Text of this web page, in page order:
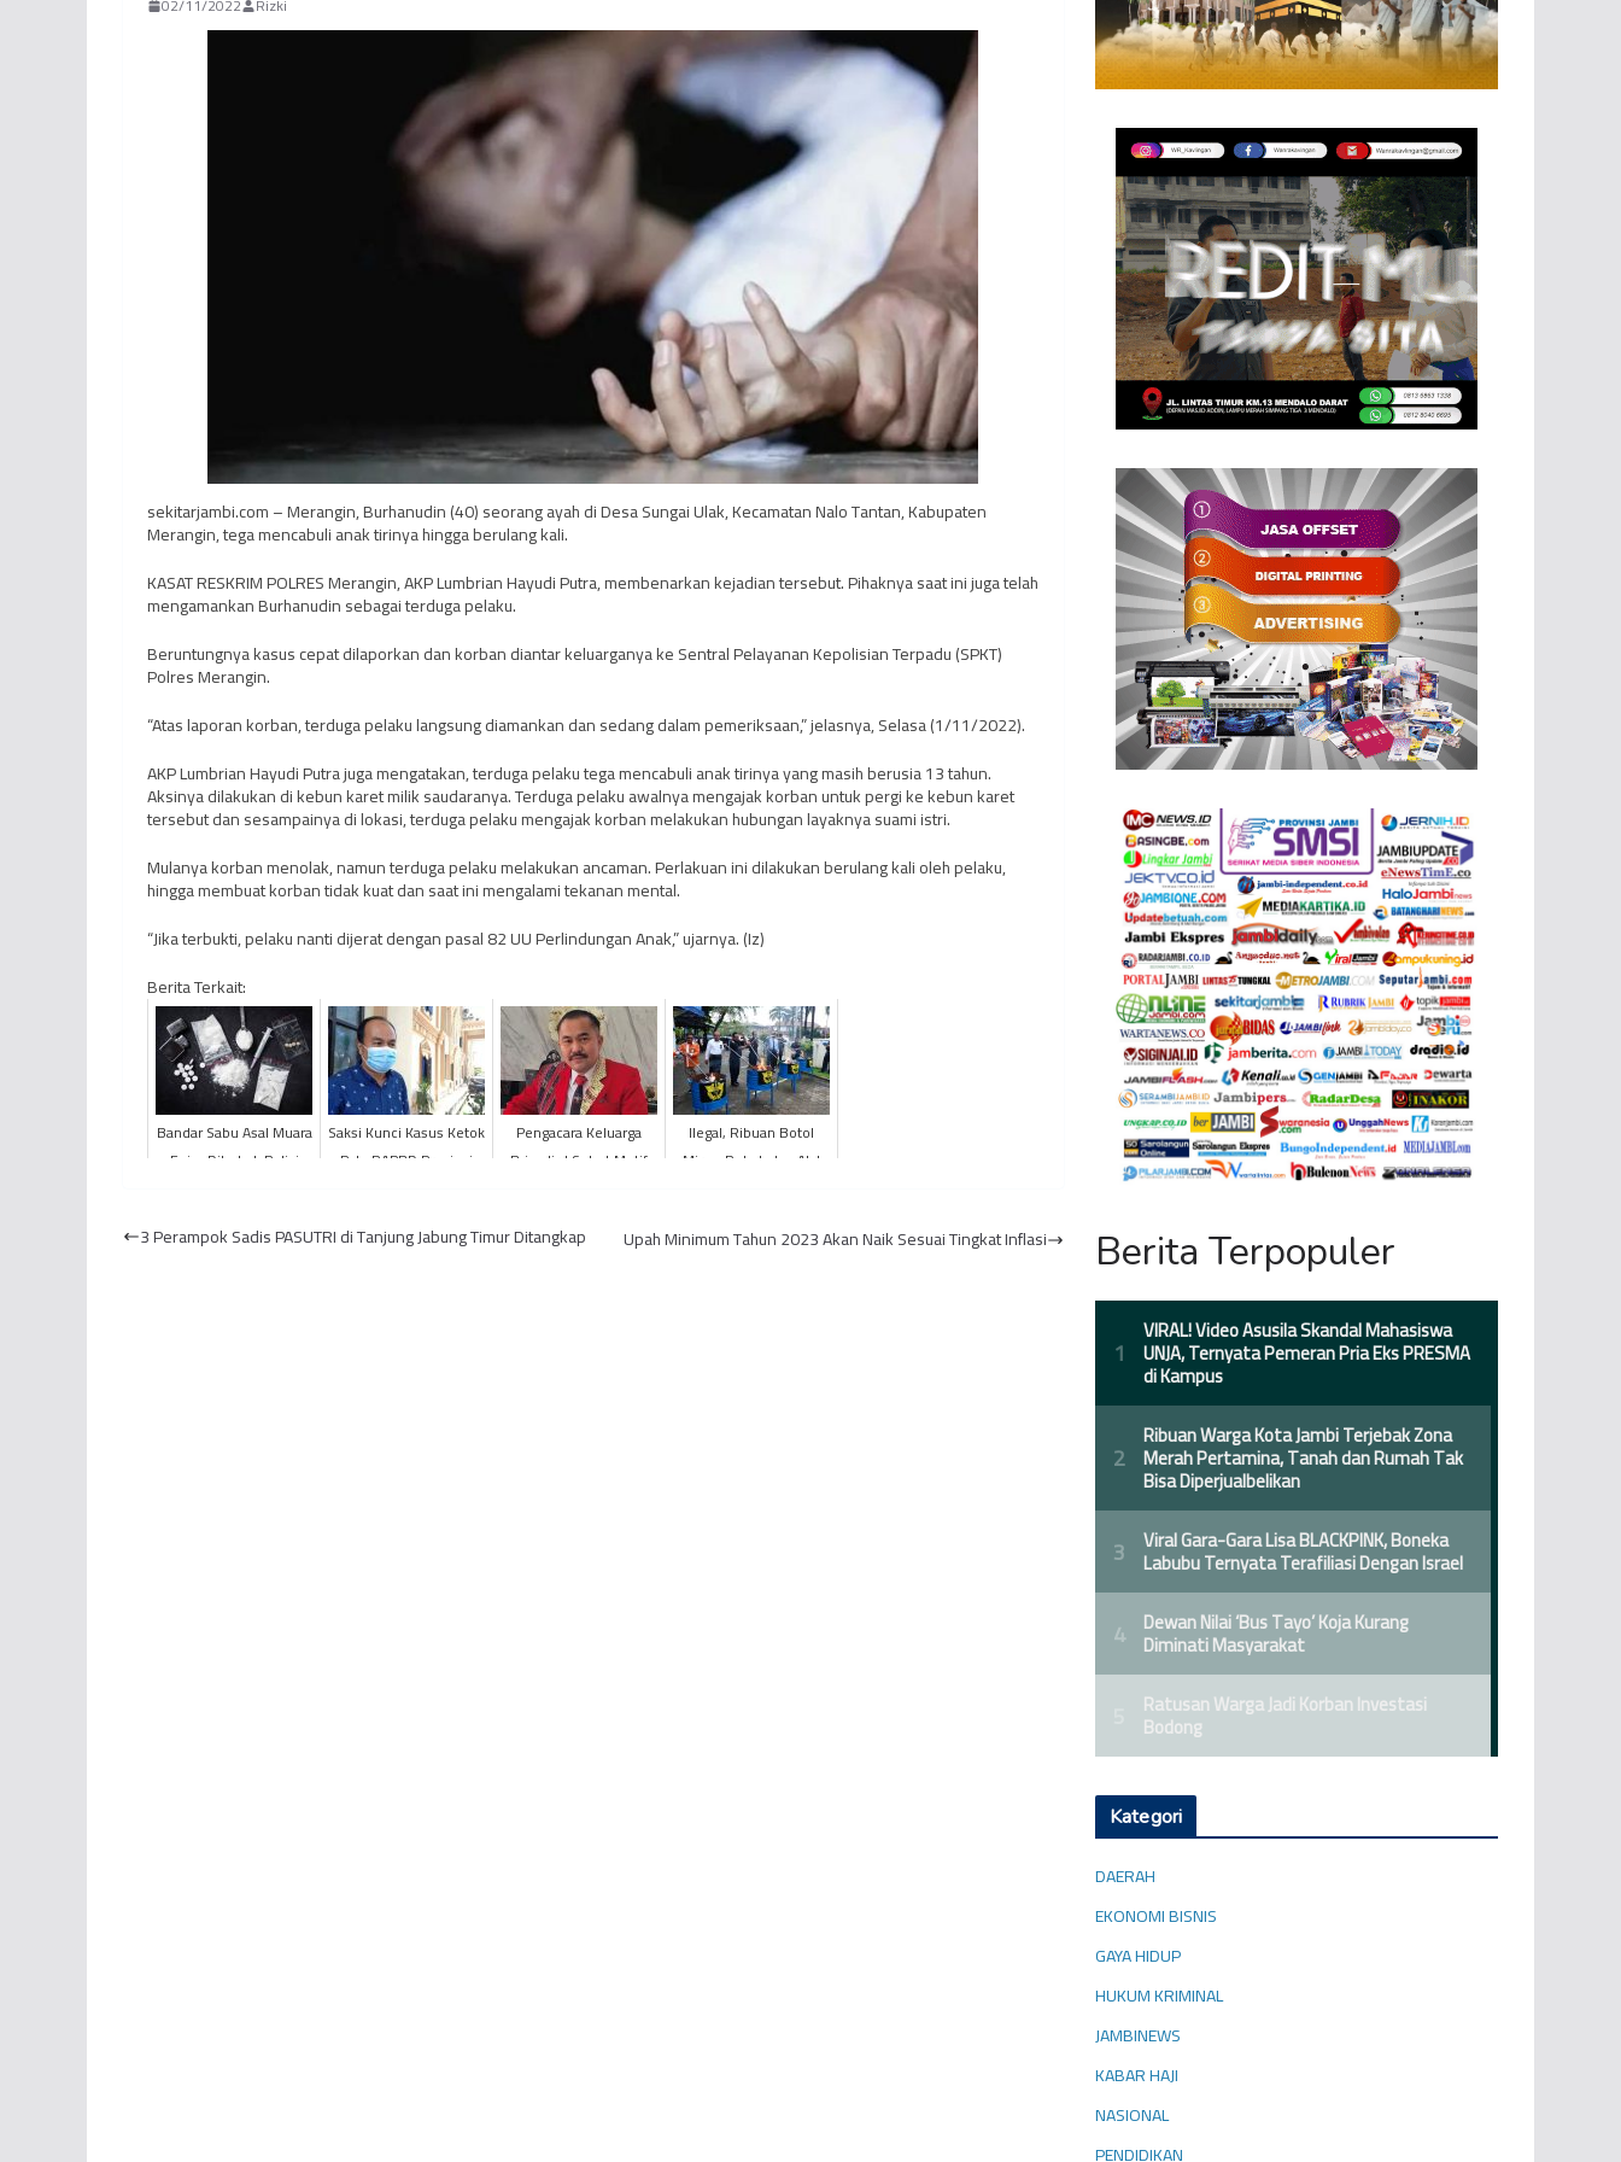
02/11/2022 Rizki
sekitarjambi.com – Merangin, Burhanudin (40) seorang ayah di Desa Sungai Ulak, Kecamatan Nalo Tantan, Kabupaten
Merangin, tega mencabuli anak tirinya hingga berulang kali.
KASAT RESKRIM POLRES Merangin, AKP Lumbrian Hayudi Putra, membenarkan kejadian tersebut. Pihaknya saat ini juga telah
mengamankan Burhanudin sebagai terduga pelaku.
Beruntungnya kasus cepat dilaporkan dan korban diantar keluarganya ke Sentral Pelayanan Kepolisian Terpadu (SPKT)
Polres Merangin.
“Atas laporan korban, terduga pelaku langsung diamankan dan sedang dalam pemeriksaan,” jelasnya, Selasa (1/11/2022).
AKP Lumbrian Hayudi Putra juga mengatakan, terduga pelaku tega mencabuli anak tirinya yang masih berusia 13 tahun.
Aksinya dilakukan di kebun karet milik saudaranya. Terduga pelaku awalnya mengajak korban untuk pergi ke kebun karet
tersebut dan sesampainya di lokasi, terduga pelaku mengajak korban melakukan hubungan layaknya suami istri.
Mulanya korban menolak, namun terduga pelaku melakukan ancaman. Perlakuan ini dilakukan berulang kali oleh pelaku,
hingga membuat korban tidak kuat dan saat ini mengalami tekanan mental.
“Jika terbukti, pelaku nanti dijerat dengan pasal 82 UU Perlindungan Anak,” ujarnya. (Iz)
Berita Terkait:
Bandar Sabu Asal Muara
Enim Dibekuk Polisi
Saksi Kunci Kasus Ketok
Palu RAPBD Provinsi
Pengacara Keluarga
Brigadir J Sebut Motif
Bohong
Ilegal, Ribuan Botol
Miras, Rokok dan Alat
3 Perampok Sadis PASUTRI di Tanjung Jabung Timur Ditangkap Upah Minimum Tahun 2023 Akan Naik Sesuai Tingkat Inflasi Berita Terpopuler
Kategori
DAERAH
EKONOMI BISNIS
GAYA HIDUP
HUKUM KRIMINAL
JAMBINEWS
KABAR HAJI
NASIONAL
PENDIDIKAN